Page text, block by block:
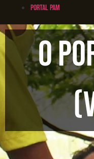
PORTAL PAM
O